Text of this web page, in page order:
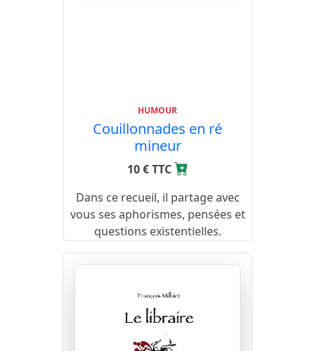
HUMOUR
Couillonnades en ré
mineur
10 € TTC
Dans ce recueil, il partage avec
vous ses aphorismes, pensées et
questions existentielles.